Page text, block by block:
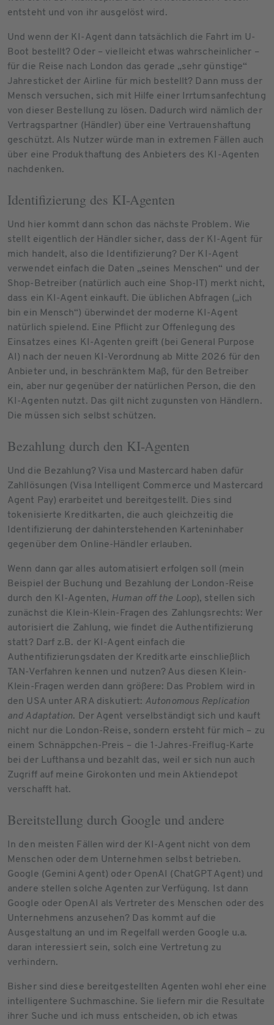
entsteht und von ihr ausgelöst wird.
Und wenn der KI-Agent dann tatsächlich die Fahrt im U-
Boot bestellt? Oder – vielleicht etwas wahrscheinlicher –
für die Reise nach London das gerade „sehr günstige“
Jahresticket der Airline für mich bestellt? Dann muss der
Mensch versuchen, sich mit Hilfe einer Irrtumsanfechtung
von dieser Bestellung zu lösen. Dadurch wird nämlich der
Vertragspartner (Händler) über eine Vertrauenshaftung
geschützt. Als Nutzer würde man in extremen Fällen auch
über eine Produkthaftung des Anbieters des KI-Agenten
nachdenken.
Identifizierung des KI-Agenten
Und hier kommt dann schon das nächste Problem. Wie
stellt eigentlich der Händler sicher, dass der KI-Agent für
mich handelt, also die Identifizierung? Der KI-Agent
verwendet einfach die Daten „seines Menschen“ und der
Shop-Betreiber (natürlich auch eine Shop-IT) merkt nicht,
dass ein KI-Agent einkauft. Die üblichen Abfragen („ich
bin ein Mensch“) überwindet der moderne KI-Agent
natürlich spielend. Eine Pflicht zur Offenlegung des
Einsatzes eines KI-Agenten greift (bei General Purpose
AI) nach der neuen KI-Verordnung ab Mitte 2026 für den
Anbieter und, in beschränktem Maß, für den Betreiber
ein, aber nur gegenüber der natürlichen Person, die den
KI-Agenten nutzt. Das gilt nicht zugunsten von Händlern.
Die müssen sich selbst schützen.
Bezahlung durch den KI-Agenten
Und die Bezahlung? Visa und Mastercard haben dafür
Zahllösungen (Visa Intelligent Commerce und Mastercard
Agent Pay) erarbeitet und bereitgestellt. Dies sind
tokenisierte Kreditkarten, die auch gleichzeitig die
Identifizierung der dahinterstehenden Karteninhaber
gegenüber dem Online-Händler erlauben.
Wenn dann gar alles automatisiert erfolgen soll (mein
Beispiel der Buchung und Bezahlung der London-Reise
durch den KI-Agenten, Human off the Loop), stellen sich
zunächst die Klein-Klein-Fragen des Zahlungsrechts: Wer
autorisiert die Zahlung, wie findet die Authentifizierung
statt? Darf z.B. der KI-Agent einfach die
Authentifizierungsdaten der Kreditkarte einschließlich
TAN-Verfahren kennen und nutzen? Aus diesen Klein-
Klein-Fragen werden dann größere: Das Problem wird in
den USA unter ARA diskutiert: Autonomous Replication
and Adaptation. Der Agent verselbständigt sich und kauft
nicht nur die London-Reise, sondern ersteht für mich – zu
einem Schnäppchen-Preis – die 1-Jahres-Freiflug-Karte
bei der Lufthansa und bezahlt das, weil er sich nun auch
Zugriff auf meine Girokonten und mein Aktiendepot
verschafft hat.
Bereitstellung durch Google und andere
In den meisten Fällen wird der KI-Agent nicht von dem
Menschen oder dem Unternehmen selbst betrieben.
Google (Gemini Agent) oder OpenAI (ChatGPT Agent) und
andere stellen solche Agenten zur Verfügung. Ist dann
Google oder OpenAI als Vertreter des Menschen oder des
Unternehmens anzusehen? Das kommt auf die
Ausgestaltung an und im Regelfall werden Google u.a.
daran interessiert sein, solch eine Vertretung zu
verhindern.
Bisher sind diese bereitgestellten Agenten wohl eher eine
intelligentere Suchmaschine. Sie liefern mir die Resultate
ihrer Suche und ich muss entscheiden, ob ich etwas